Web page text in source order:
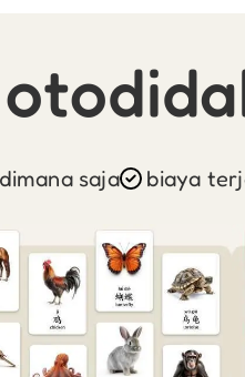
saja biaya